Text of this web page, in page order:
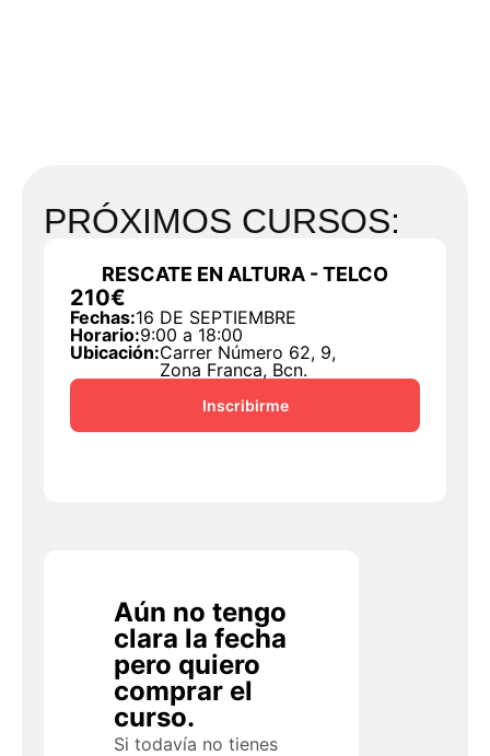
PRÓXIMOS CURSOS:
RESCATE EN ALTURA - TELCO
210€
Fechas:16 DE SEPTIEMBRE
Horario:9:00 a 18:00
Ubicación:Carrer Número 62, 9,
Zona Franca, Bcn.
Inscribirme
Aún no tengo
clara la fecha
pero quiero
comprar el
curso.
Si todavía no tienes